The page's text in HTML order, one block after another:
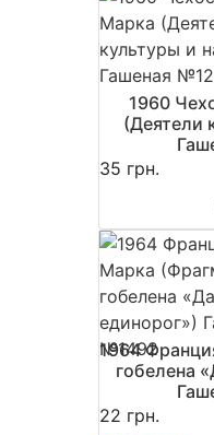
1960
(Деятели
35 грн.
1964
гобелена
22 грн.